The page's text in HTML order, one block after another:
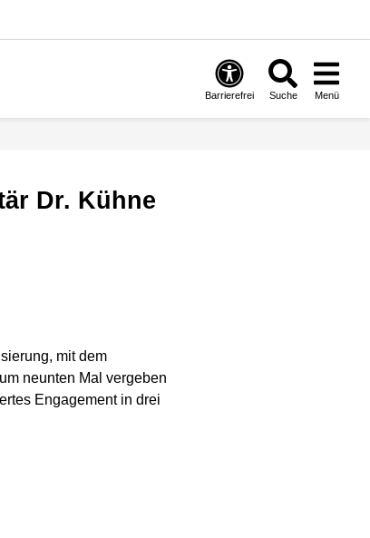
Barrierefrei Suche Menü
mit dem
neunten Mal vergeben
Engagement in drei